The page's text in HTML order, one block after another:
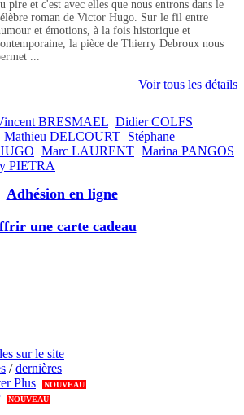
pire et c'est avec elles que nous entrons dans le
roman de Victor Hugo. Sur le fil entre
et émotions, à la fois historique et
la pièce de Thierry Debroux nous
...
Voir tous les détails
BRESMAEL Didier COLFS
Mathieu DELCOURT Stéphane
Marc LAURENT Marina PANGOS
PIETRA
Adhésion en ligne
une carte cadeau
sur le site
/dernières
Plus
NOUVEAU
NOUVEAU